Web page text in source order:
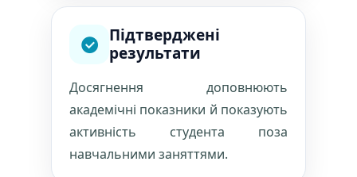
Підтверджені
результати
Досягнення доповнюють
академічні показники й показують
активність студента поза
навчальними заняттями.